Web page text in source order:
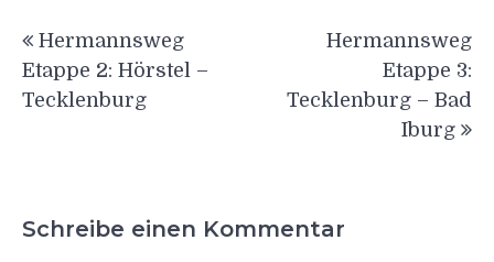
Hermannsweg
Etappe 2: Hörstel –
Tecklenburg
Hermannsweg
Etappe 3:
Tecklenburg – Bad
Iburg
Schreibe einen Kommentar